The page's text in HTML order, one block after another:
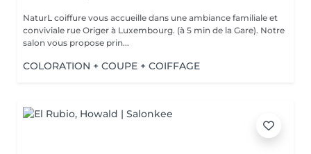
NaturL coiffure vous accueille dans une ambiance familiale et
conviviale rue Origer à Luxembourg. (à 5 min de la Gare). Notre
salon vous propose prin...
COLORATION + COUPE + COIFFAGE